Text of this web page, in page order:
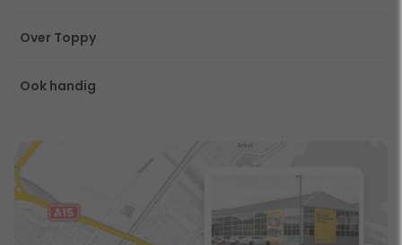
Over Toppy
Ook handig